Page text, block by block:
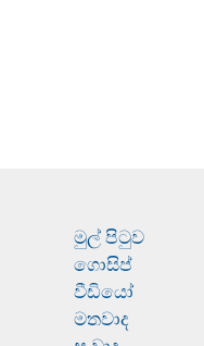
මුල් පිටුව
ගොසිප්
වීඩියෝ
මතවාද